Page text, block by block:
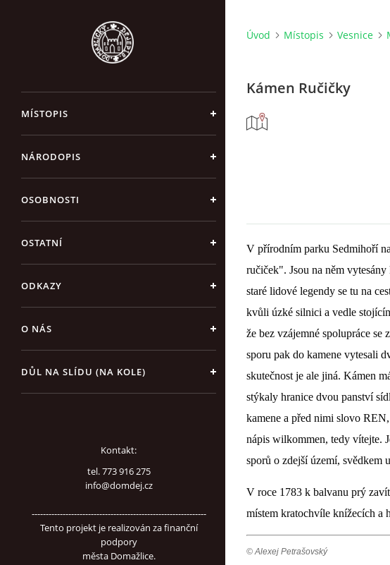
MÍSTOPIS
NÁRODOPIS
OSOBNOSTI
OSTATNÍ
ODKAZY
O NÁS
DŮL NA SLÍDU (NA KOLE)
Kontakt:
tel. 773 916 275
info@domdej.cz
--------------------------------------------------------------
Tento projekt je realizován za finanční
podpory
města Domažlice.
Úvod Místopis Vesnice
Kámen Ručičky
V přírodním parku Sedmihoří
ručiček". Jsou na něm
staré lidové legendy se tu na
kvůli úzké silnici a vedle
že bez vzájemné spolupráce se
sporu pak do kamene vytesali
skutečnost je ale jiná. Kámen
stýkaly hranice dvou panství
kamene a před nimi slovo
nápis wilkommen, tedy vítejte.
sporů o zdejší území, svědkem
V roce 1783 k balvanu prý
místem kratochvíle knížecích a
© Alexej Petrašovský